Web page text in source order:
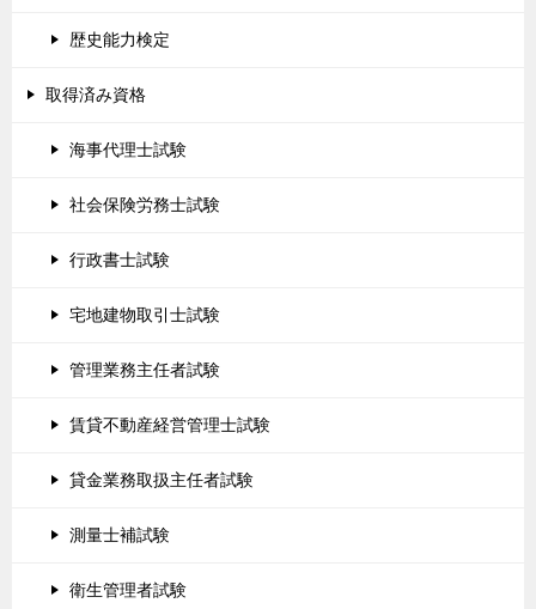
歴史能力検定
取得済み資格
海事代理士試験
社会保険労務士試験
行政書士試験
宅地建物取引士試験
管理業務主任者試験
賃貸不動産経営管理士試験
貸金業務取扱主任者試験
測量士補試験
衛生管理者試験